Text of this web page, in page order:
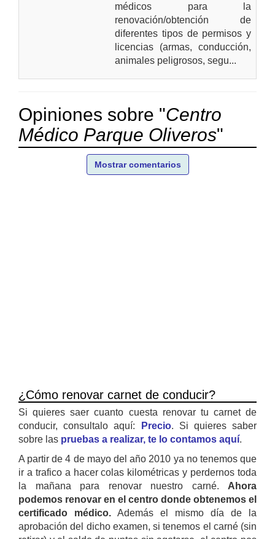
médicos para la
renovación/obtención de
diferentes tipos de permisos y
licencias (armas, conducción,
animales peligrosos, segu...
Opiniones sobre "Centro
Médico Parque Oliveros"
Mostrar comentarios
¿Cómo renovar carnet de conducir?
Si quieres saer cuanto cuesta renovar tu carnet de
conducir, consultalo aquí:
Precio. Si quieres saber
sobre las pruebas a realizar, te lo contamos aquí.
A partir de 4 de mayo del año 2010 ya no tenemos que
ir a trafico a hacer colas kilométricas y perdernos toda
la mañana para renovar nuestro carné. Ahora
podemos renovar en el centro donde obtenemos el
certificado médico. Además el mismo día de la
aprobación del dicho examen, si tenemos el carné (sin